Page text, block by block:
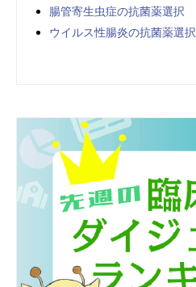
腸管寄生虫症の抗菌薬選択
ウイルス性腸炎の抗菌薬選択